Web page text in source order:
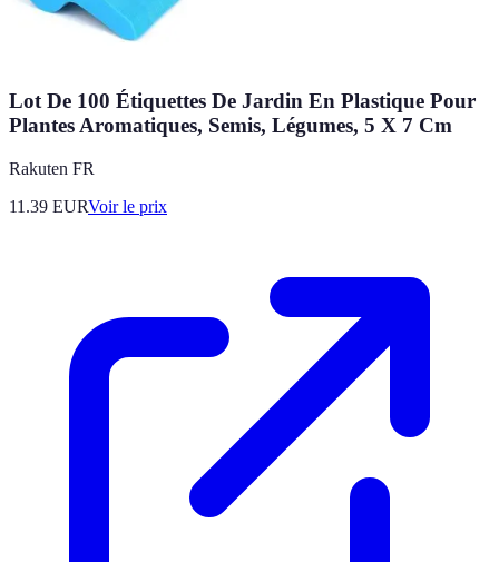
Lot De 100 Étiquettes De Jardin En Plastique Pour
Plantes Aromatiques, Semis, Légumes, 5 X 7 Cm
Rakuten FR
11.39 EURVoir le prix